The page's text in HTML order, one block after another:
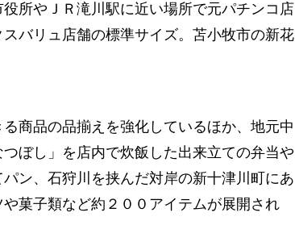
所やＪＲ滝川駅に近い場所で元パチンコ店
バリュ店舗の標準サイズ。苫小牧市の新花
品の品揃えを強化しているほか、地元中
ぼし」を店内で炊飯した出来立ての弁当や
ン、石狩川を挟んだ対岸の新十津川町にあ
菓子類など約２００アイテムが展開され